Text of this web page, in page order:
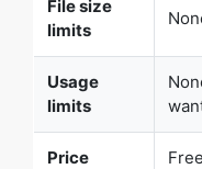
File size
limits
Usage
limits
Price Free